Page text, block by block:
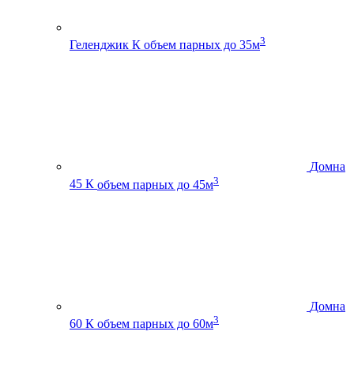
Геленджик К объем парных до 35м3
Домна
45 К объем парных до 45м3
Домна
60 К объем парных до 60м3